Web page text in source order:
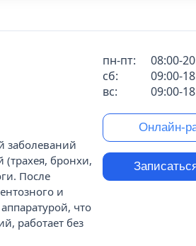
заболеваний
бронхи,
После
и
что
работает без
пн-пт:
08:00-
сб:
09:00-
вс:
09:00-
Онлайн-